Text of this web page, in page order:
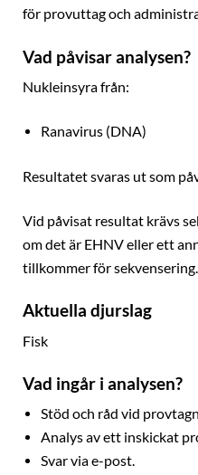
för provuttag och
Vad påvisar analysen?
Nukleinsyra från:
Ranavirus (DNA)
Resultatet svaras ut som
Vid påvisat resultat krävs
om det är EHNV eller ett
tillkommer för sekvensering.
Aktuella djurslag
Fisk
Vad ingår i analysen?
Stöd och råd vid
Analys av ett inskickat
Svar via e-post.